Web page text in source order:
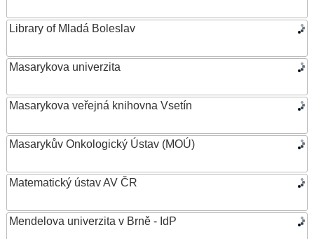
Library of Mladá Boleslav
Masarykova univerzita
Masarykova veřejná knihovna Vsetín
Masarykův Onkologický Ústav (MOÚ)
Matematický ústav AV ČR
Mendelova univerzita v Brně - IdP